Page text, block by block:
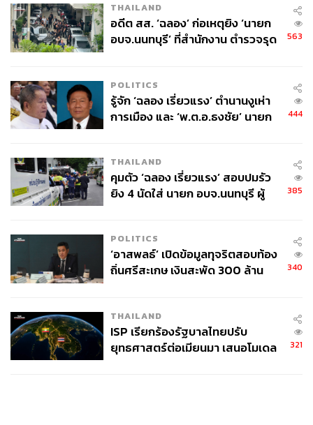
THAILAND
อดีต สส. ‘ฉลอง’ ก่อเหตุยิง ‘นายก
อบจ.นนทบุรี’ ที่สำนักงาน ตำรวจรุด
563
POLITICS
รู้จัก ‘ฉลอง เรี่ยวแรง’ ตำนานงูเห่า
การเมือง และ ‘พ.ต.อ.ธงชัย’ นายก
444
THAILAND
คุมตัว ‘ฉลอง เรี่ยวแรง’ สอบปมรัว
ยิง 4 นัดใส่ นายก อบจ.นนทบุรี ผู้
385
POLITICS
‘อาสพลธ์’ เปิดข้อมูลทุจริตสอบท้อง
ถิ่นศรีสะเกษ เงินสะพัด 300 ล้าน
340
THAILAND
ISP เรียกร้องรัฐบาลไทยปรับ
ยุทธศาสตร์ต่อเมียนมา เสนอโมเดล
321